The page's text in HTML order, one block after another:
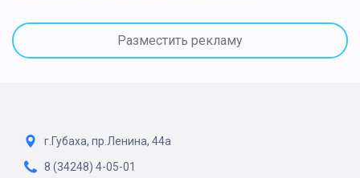
Разместить рекламу
г.Губаха, пр.Ленина, 44а
8 (34248) 4-05-01